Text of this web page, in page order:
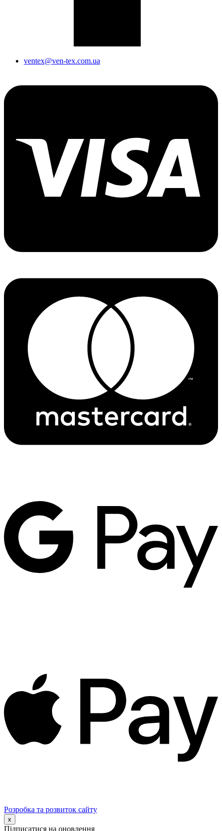
ventex@ven-tex.com.ua
Розробка та розвиток сайту
x
Підписатися на оновлення